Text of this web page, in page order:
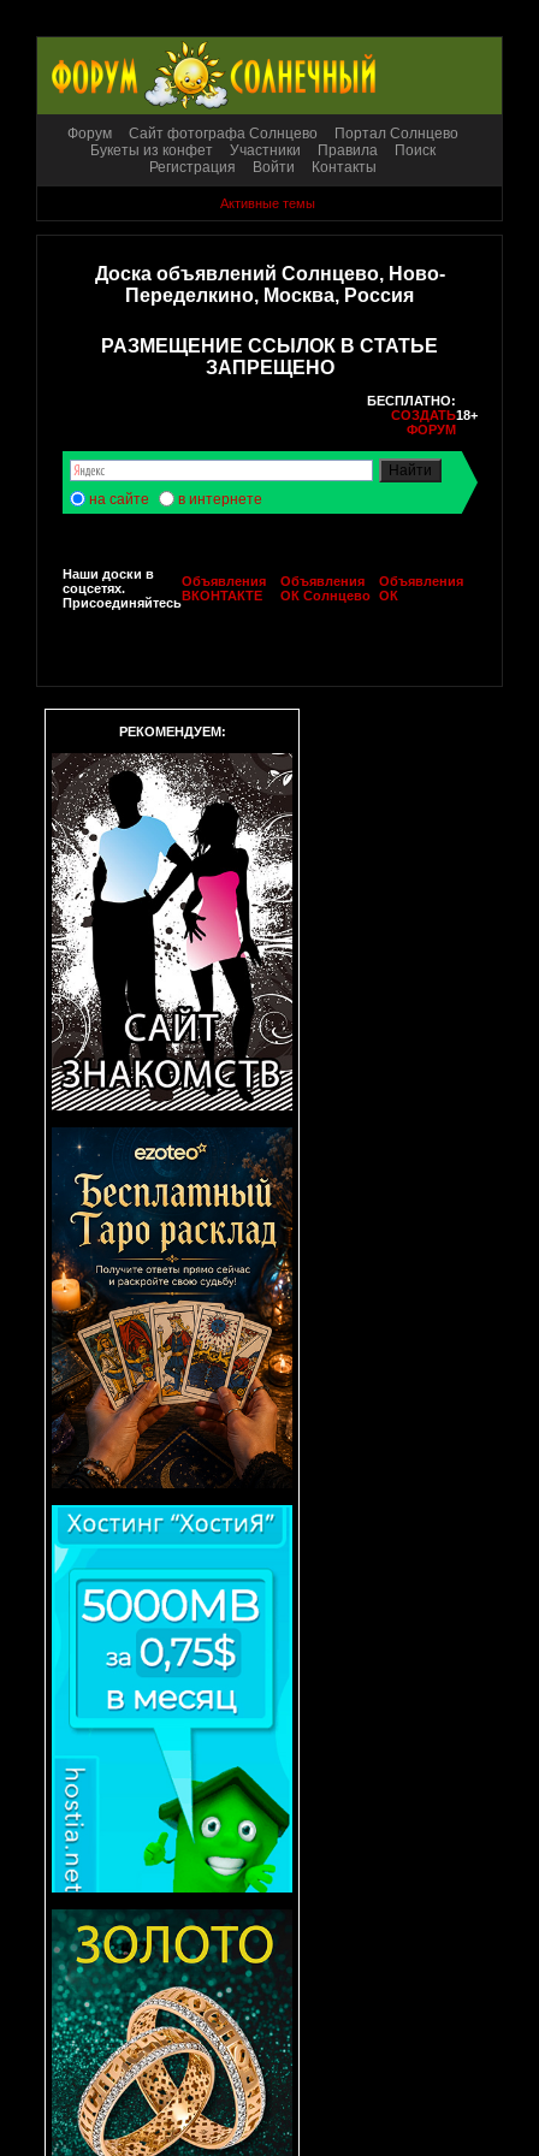
Форум Сайт фотографа Солнцево
Портал Солнцево
Букеты из конфет
Участники Правила
Поиск
Регистрация
Войти Контакты
Активные темы
Доска объявлений Солнцево, Ново-
Переделкино, Москва, Россия
РАЗМЕЩЕНИЕ ССЫЛОК В СТАТЬЕ
ЗАПРЕЩЕНО
БЕСПЛАТНО:
СОЗДАТЬ
ФОРУМ
18+
на сайте в интернете
Наши доски в
соцсетях.
Присоединяйтесь
Объявления
ВКОНТАКТЕ
Объявления
ОК Солнцево
Объявления
ОК
РЕКОМЕНДУЕМ: